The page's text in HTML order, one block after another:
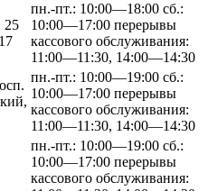
25
пн.-пт.: 10:00—18:00 сб.:
10:00—17:00 перерывы
кассового обслуживания:
11:00—11:30, 14:00—14:30
пн.-пт.: 10:00—19:00 сб.:
10:00—17:00 перерывы
кассового обслуживания:
11:00—11:30, 14:00—14:30
пн.-пт.: 10:00—19:00 сб.:
10:00—17:00 перерывы
кассового обслуживания: